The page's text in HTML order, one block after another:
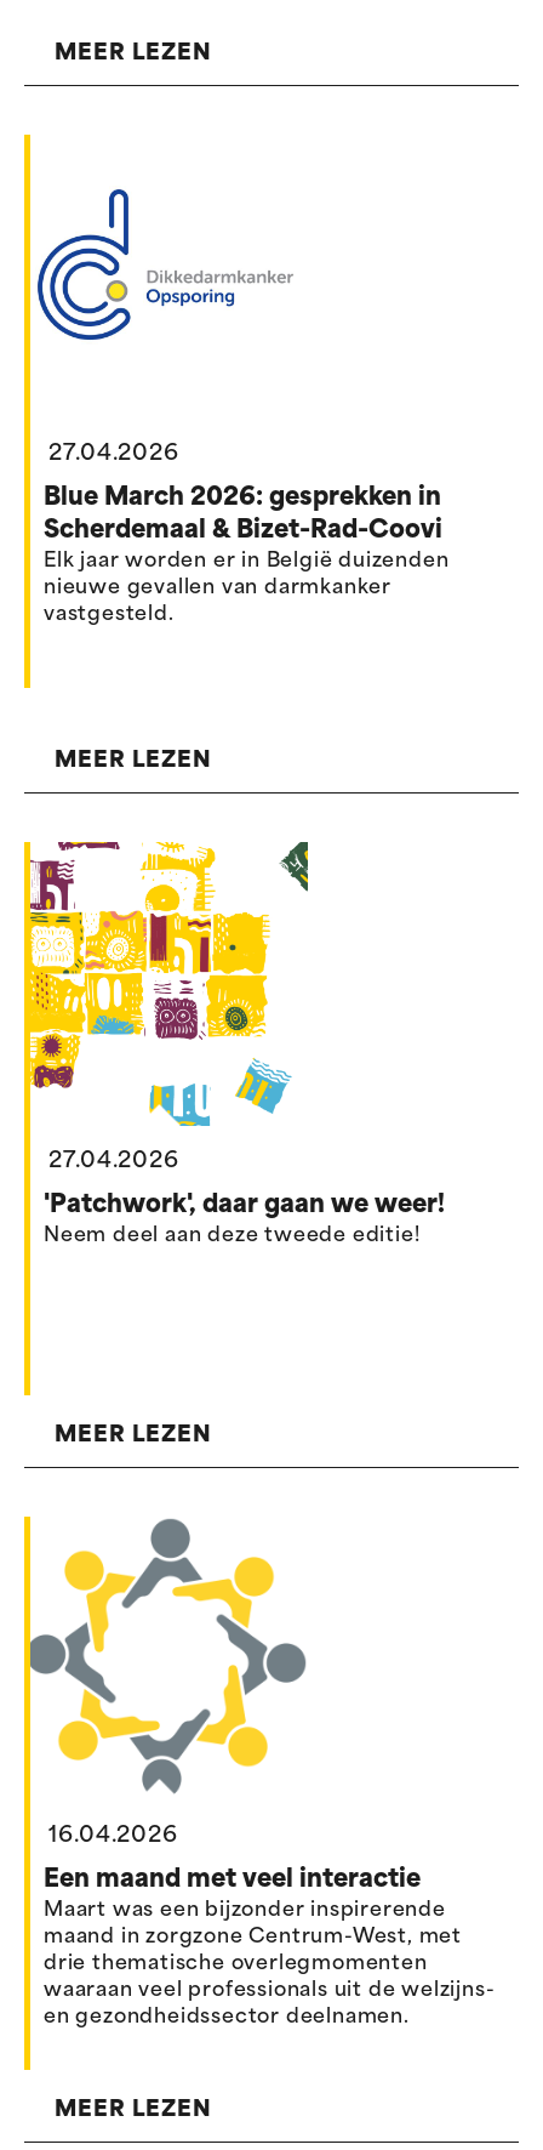
MEER LEZEN
27.04.2026
Blue March 2026: gesprekken in
Scherdemaal & Bizet-Rad-Coovi
Elk jaar worden er in België duizenden
nieuwe gevallen van darmkanker
vastgesteld.
MEER LEZEN
27.04.2026
'Patchwork', daar gaan we weer!
Neem deel aan deze tweede editie!
MEER LEZEN
16.04.2026
Een maand met veel interactie
Maart was een bijzonder inspirerende
maand in zorgzone Centrum-West, met
drie thematische overlegmomenten
waaraan veel professionals uit de welzijns-
en gezondheidssector deelnamen.
MEER LEZEN